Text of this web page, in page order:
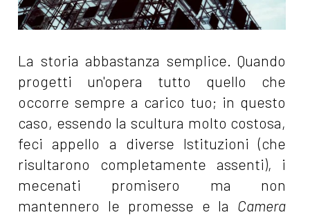
La storia abbastanza semplice. Quando
progetti un'opera tutto quello che
occorre sempre a carico tuo; in questo
caso, essendo la scultura molto costosa,
feci appello a diverse Istituzioni (che
risultarono completamente assenti), i
mecenati promisero ma non
mantennero le promesse e la Camera